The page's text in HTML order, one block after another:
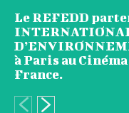
Le REFEDD
à Paris au
France.